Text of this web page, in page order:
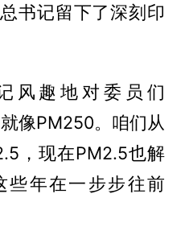
书记留下了深刻印
风趣地对委员们
像PM250。咱们从
，现在PM2.5也解
些年在一步步往前